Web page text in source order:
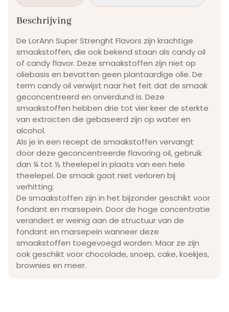
Beschrijving
De LorAnn Super Strenght Flavors zijn krachtige
smaakstoffen, die ook bekend staan als candy oil
of candy flavor. Deze smaakstoffen zijn niet op
oliebasis en bevatten geen plantaardige olie. De
term candy oil verwijst naar het feit dat de smaak
geconcentreerd en onverdund is. Deze
smaakstoffen hebben drie tot vier keer de sterkte
van extracten die gebaseerd zijn op water en
alcohol.
Als je in een recept de smaakstoffen vervangt
door deze geconcentreerde flavoring oil, gebruik
dan ¼ tot ½ theelepel in plaats van een hele
theelepel. De smaak gaat niet verloren bij
verhitting.
De smaakstoffen zijn in het bijzonder geschikt voor
fondant en marsepein. Door de hoge concentratie
verandert er weinig aan de structuur van de
fondant en marsepein wanneer deze
smaakstoffen toegevoegd worden. Maar ze zijn
ook geschikt voor chocolade, snoep, cake, koekjes,
brownies en meer.